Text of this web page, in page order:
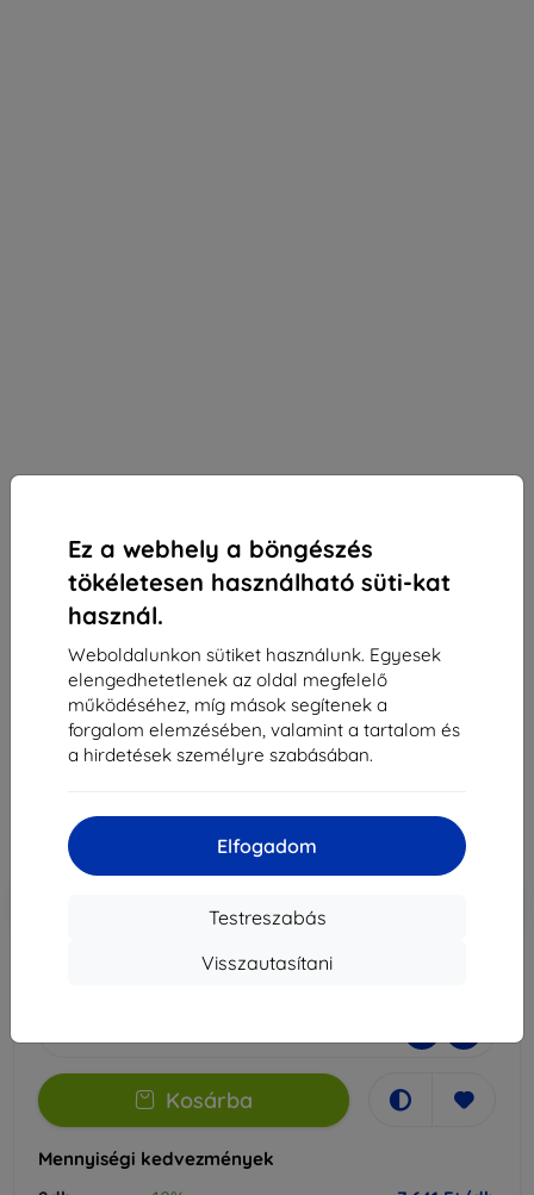
Ez a webhely a böngészés
tökéletesen használható süti-kat
használ.
Weboldalunkon sütiket használunk. Egyesek
elengedhetetlenek az oldal megfelelő
működéséhez, míg mások segítenek a
forgalom elemzésében, valamint a tartalom és
a hirdetések személyre szabásában.
Elfogadom
Testreszabás
Visszautasítani
3mk Paper Feeling védőfólia Samsung Galaxy Tab
S9-hez
Alkalmas: Samsung Galaxy Tab S9
8 490 Ft
7 641 Ft
Ár ÁFA nelkül
Kosárba
Mennyiségi kedvezmények